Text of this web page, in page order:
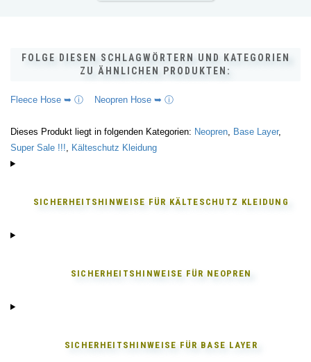
FOLGE DIESEN SCHLAGWÖRTERN UND KATEGORIEN
ZU ÄHNLICHEN PRODUKTEN:
Fleece Hose ➥ ⓘ Neopren Hose ➥ ⓘ
Dieses Produkt liegt in folgenden Kategorien: Neopren, Base Layer,
Super Sale !!!, Kälteschutz Kleidung
SICHERHEITSHINWEISE FÜR KÄLTESCHUTZ KLEIDUNG
SICHERHEITSHINWEISE FÜR NEOPREN
SICHERHEITSHINWEISE FÜR BASE LAYER